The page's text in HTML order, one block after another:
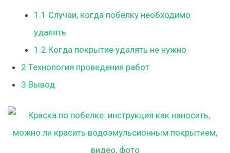
1.1 Случаи, когда побелку необходимо
удалять
1.2 Когда покрытие удалять не нужно
2 Технология проведения работ
3 Вывод